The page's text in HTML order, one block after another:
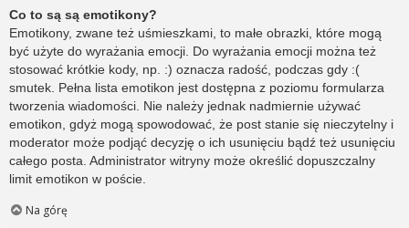
Co to są są emotikony?
Emotikony, zwane też uśmieszkami, to małe obrazki, które mogą
być użyte do wyrażania emocji. Do wyrażania emocji można też
stosować krótkie kody, np. :) oznacza radość, podczas gdy :(
smutek. Pełna lista emotikon jest dostępna z poziomu formularza
tworzenia wiadomości. Nie należy jednak nadmiernie używać
emotikon, gdyż mogą spowodować, że post stanie się nieczytelny i
moderator może podjąć decyzję o ich usunięciu bądź też usunięciu
całego posta. Administrator witryny może określić dopuszczalny
limit emotikon w poście.
Na górę